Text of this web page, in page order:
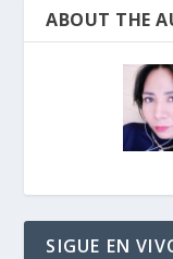
ABOUT THE
SIGUE EN